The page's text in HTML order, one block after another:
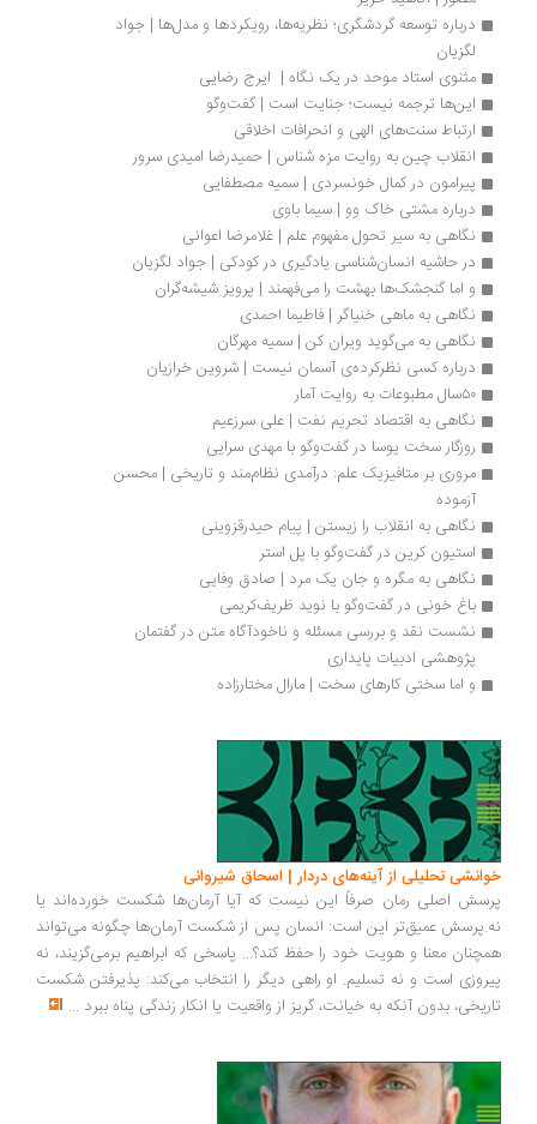
درباره توسعه گردشگری؛ نظریه‌ها، رویکردها و مدل‌ها | جواد
مثنوی استاد موحد در یک نگاه |  ایرج رضایی
این‌ها ترجمه نیست؛ جنایت است | گفت‌وگو
ارتباط سنت‌های الهی و انحرافات اخلاقی
انقلاب چین به روایت مزه شناس | حمیدرضا امیدی سرور
پیرامون در کمال خونسردی | سمیه مصطفایی
درباره مشتی خاک وو | سیما باوی
نگاهی به سیر تحول مفهوم علم | غلامرضا‭ ‬اعوانی
در حاشیه انسان‌شناسی یادگیری در کودکی | جواد لگزیان
و اما گنجشک‌ها بهشت را می‌فهمند | پرویز شیشه‌گران
نگاهی به ماهی خنیاگر | فاطیما احمدی
نگاهی به می‌گوید ویران کن | سمیه مهرگان
درباره کسی نظرکرده‌ی آسمان نیست | شروین خرازیان
نگاهی به اقتصاد تحریم نفت | علی سرزعیم
روزگار سخت یوسا در گفت‌وگو با مهدی سرایی
مروری بر متافیزیک علم: درآمدی نظام‌مند و تاریخی | محسن
نگاهی به انقلاب را زیستن | پیام حیدرقزوینی
استیون کرین در گفت‌وگو با پل استر
نگاهی به مگره و جان یک مرد | صادق وفایی
باغ خونی در گفت‌وگو با نوید ظریف‌کریمی
پژوهشی ادبیات پایداری
و اما سختی کارهای سخت | مارال مختارزاده
تحلیلی از آینه‌های دردار | اسحاق شیروانی
اصلی رمان صرفاً این نیست که آیا آرمان‌ها شکست خورده‌اند یا
عمیق‌تر این است: انسان پس از شکست آرمان‌ها چگونه می‌تواند
معنا و هویت خود را حفظ کند؟... پاسخی که ابراهیم برمی‌گزیند، نه
است و نه تسلیم. او راهی دیگر را انتخاب می‌کند: پذیرفتن شکست
بدون آنکه به خیانت، گریز از واقعیت یا انکار زندگی پناه ببرد...